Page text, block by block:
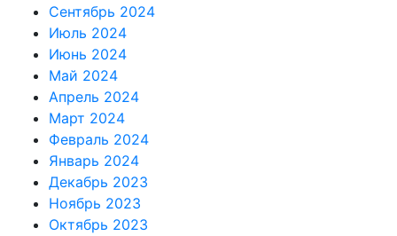
Сентябрь 2024
Июль 2024
Июнь 2024
Май 2024
Апрель 2024
Март 2024
Февраль 2024
Январь 2024
Декабрь 2023
Ноябрь 2023
Октябрь 2023